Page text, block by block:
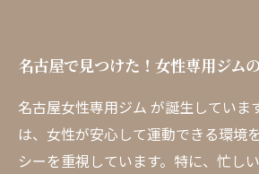
仲間と共に切磋琢磨！名古屋
のトレーニング体験
プライバシーを大切にした安
ジム の魅力
名古屋で見つけた！女性専用ジム
名古屋女性専用ジム が誕生していま
は、女性が安心して運動できる環境
シーを重視しています。特に、忙し